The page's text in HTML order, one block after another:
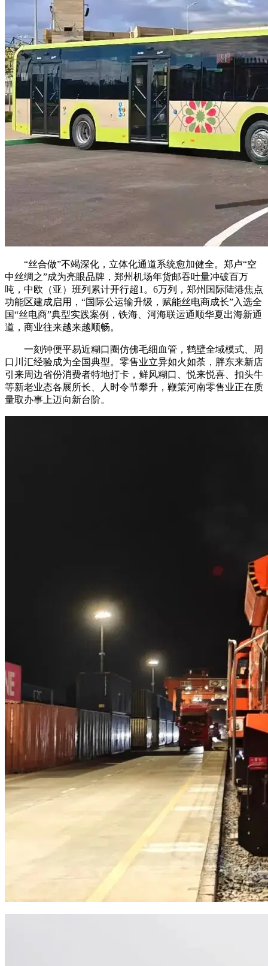
“丝合做”不竭深化，立体化通道系统愈加健全。郑卢“空
中丝绸之”成为亮眼品牌，郑州机场年货邮吞吐量冲破百万
吨，中欧（亚）班列累计开行超1。6万列，郑州国际陆港焦点
功能区建成启用，“国际公运输升级，赋能丝电商成长”入选全
国“丝电商”典型实践案例，铁海、河海联运通顺华夏出海新通
道，商业往来越来越顺畅。
一刻钟便平易近糊口圈仿佛毛细血管，鹤壁全域模式、周
口川汇经验成为全国典型。零售业立异如火如荼，胖东来新店
引来周边省份消费者特地打卡，鲜风糊口、悦来悦喜、扣头牛
等新老业态各展所长、人时令节攀升，鞭策河南零售业正在质
量取办事上迈向新台阶。